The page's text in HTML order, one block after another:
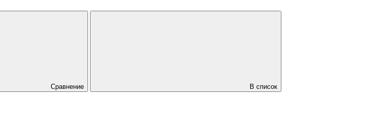
Сравнение
В список